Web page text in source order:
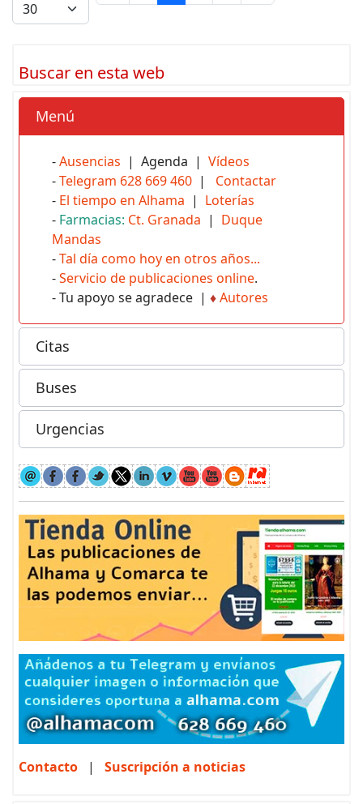
Buscar en esta web
Menú
-Ausencias | Agenda | Vídeos
-Telegram 628 669 460 | Contactar
- El tiempo en Alhama | Loterías
- Farmacias: Ct. Granada | Duque
Mandas
-Tal día como hoy en otros años...
-Servicio de publicaciones online.
- Tu apoyo se agradece | ♦Autores
Citas
Buses
Urgencias
Contacto | Suscripción a noticias